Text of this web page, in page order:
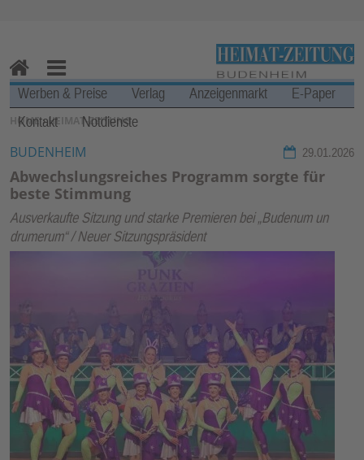
Zum Inhalt springen ↓
SIE BEFINDEN SICH HIER:
HOME›HEIMAT-ZEITUNG
BUDENHEIM 29.01.2026
Abwechslungsreiches Programm sorgte für
beste Stimmung
Ausverkaufte Sitzung und starke Premieren bei „Budenum un
drumerum“ / Neuer Sitzungspräsident
H
o
m
e
M
en
u
Werben & Preise Verlag Anzeigenmarkt
E-Paper
Kontakt
Notdienste